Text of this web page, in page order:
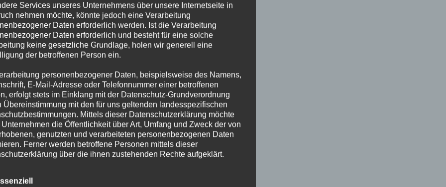
Quasi direkt nach dem Anstoß
Stationen endete mit dem
das Kommando.
bevor er endgültig die
unterbringen bringen können, aber
Tages: Wenn man ihn hoch
Kopfballvorlage.
Services unseres Unternehmens über unsere Internetseite in
nehmen möchte, könnte jedoch eine Verarbeitung
Daten erforderlich werden. Ist die Verarbeitung
Daten erforderlich und besteht für eine solche
keine gesetzliche Grundlage, holen wir generell eine
der betroffenen Person ein.
personenbezogener Daten, beispielsweise des Namens,
E-Mail-Adresse oder Telefonnummer einer betroffenen
erfolgt stets im Einklang mit der Datenschutz-Grundverordnung
Übereinstimmung mit den für uns geltenden landesspezifischen
Mittels dieser Datenschutzerklärung möchte
Unternehmen die Öffentlichkeit über Art, Umfang und Zweck der von
genutzten und verarbeiteten personenbezogenen Daten
Ferner werden betroffene Personen mittels dieser
über die ihnen zustehenden Rechte aufgeklärt.
als für die Verarbeitung Verantwortlicher zahlreiche technische
Maßnahmen umgesetzt, um einen möglichst